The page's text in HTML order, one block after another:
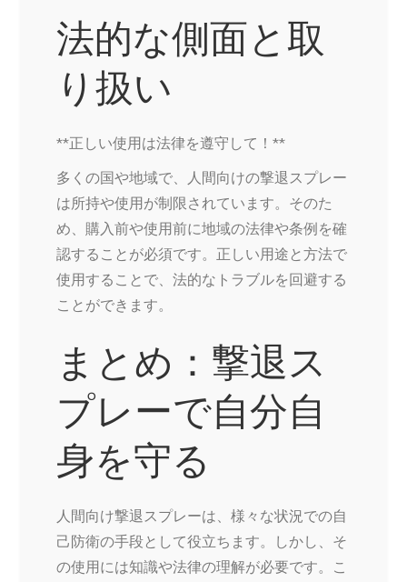
法的な側面と取
り扱い
**正しい使用は法律を遵守して！**
多くの国や地域で、人間向けの撃退スプレー
は所持や使用が制限されています。そのた
め、購入前や使用前に地域の法律や条例を確
認することが必須です。正しい用途と方法で
使用することで、法的なトラブルを回避する
ことができます。
まとめ：撃退ス
プレーで自分自
身を守る
人間向け撃退スプレーは、様々な状況での自
己防衛の手段として役立ちます。しかし、そ
の使用には知識や法律の理解が必要です。こ